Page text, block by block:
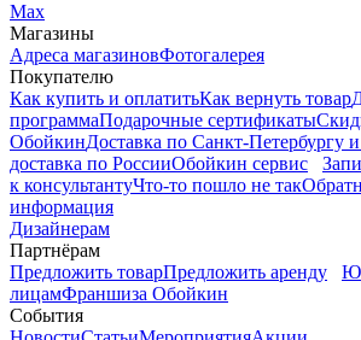
Max
Магазины
Адреса магазиновФотогалерея
Покупателю
Как купить и оплатитьКак вернуть товар
программаПодарочные сертификаты
ОбойкинДоставка по Санкт-Петербургу
доставка по РоссииОбойкин сервис
к консультантуЧто-то пошло не так
информация
Дизайнерам
Партнёрам
Предложить товарПредложить аренду
лицамФраншиза Обойкин
События